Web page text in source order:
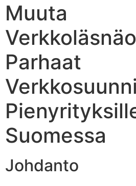
Muuta
Parhaat
Suomessa
Johdanto